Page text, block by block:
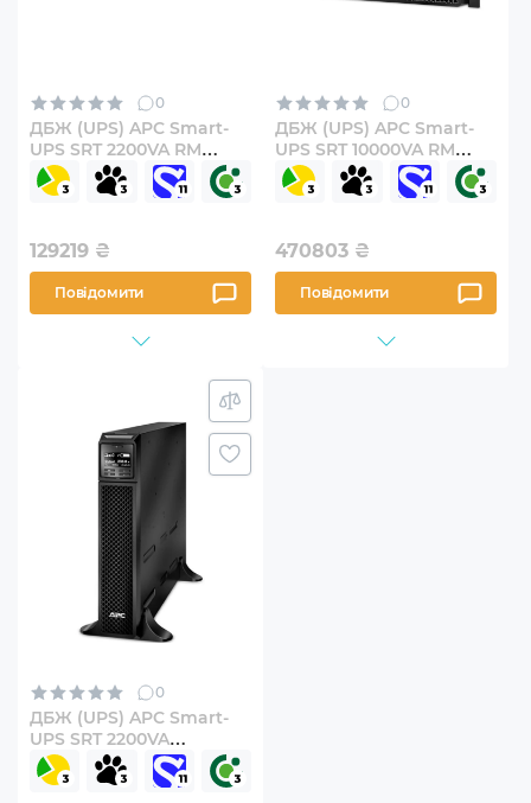
0
ДБЖ (UPS) APC Smart-
UPS SRT 2200VA RM
(SRT2200RMXLI)
129219 ₴
Повідомити
0
ДБЖ (UPS) APC Smart-
UPS SRT 10000VA RM
(SRT10KRMXLI)
470803 ₴
Повідомити
0
ДБЖ (UPS) APC Smart-
UPS SRT 2200VA
(SRT2200XLI)